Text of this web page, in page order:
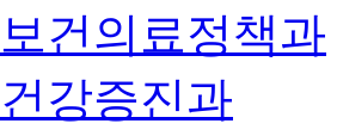
보건의료정책과
건강증진과